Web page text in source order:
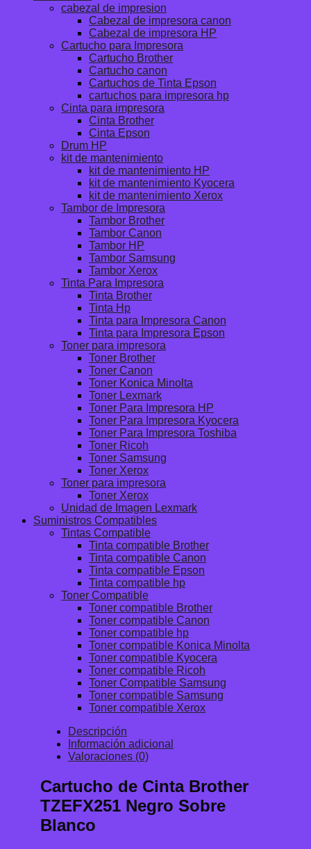
cabezal de impresion
Cabezal de impresora canon
Cabezal de impresora HP
Cartucho para Impresora
Cartucho Brother
Cartucho canon
Cartuchos de Tinta Epson
cartuchos para impresora hp
Cinta para impresora
Cinta Brother
Cinta Epson
Drum HP
kit de mantenimiento
kit de mantenimiento HP
kit de mantenimiento Kyocera
kit de mantenimiento Xerox
Tambor de Impresora
Tambor Brother
Tambor Canon
Tambor HP
Tambor Samsung
Tambor Xerox
Tinta Para Impresora
Tinta Brother
Tinta Hp
Tinta para Impresora Canon
Tinta para Impresora Epson
Toner para impresora
Toner Brother
Toner Canon
Toner Konica Minolta
Toner Lexmark
Toner Para Impresora HP
Toner Para Impresora Kyocera
Toner Para Impresora Toshiba
Toner Ricoh
Toner Samsung
Toner Xerox
Toner para impresora
Toner Xerox
Unidad de Imagen Lexmark
Suministros Compatibles
Tintas Compatible
Tinta compatible Brother
Tinta compatible Canon
Tinta compatible Epson
Tinta compatible hp
Toner Compatible
Toner compatible Brother
Toner compatible Canon
Toner compatible hp
Toner compatible Konica Minolta
Toner compatible Kyocera
Toner compatible Ricoh
Toner Compatible Samsung
Toner compatible Samsung
Toner compatible Xerox
Descripción
Información adicional
Valoraciones (0)
Cartucho de Cinta Brother
TZEFX251 Negro Sobre
Blanco